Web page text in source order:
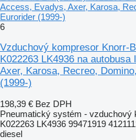
Access, Evadys, Axer, Karosa,
Eurorider (1999-)
6
Vzduchový kompresor Knorr-
K022263 LK4936 na
Axer, Karosa, Recreo,
(1999-)
198,39 € Bez DPH
Pneumatický systém - vzduchový
K022263 LK4936 99471919
diesel